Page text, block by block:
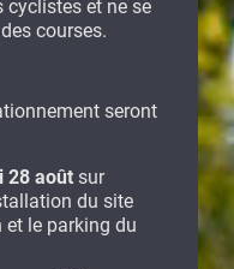
cyclistes et ne se
courses.
seront
28 août sur
du site
le parking du